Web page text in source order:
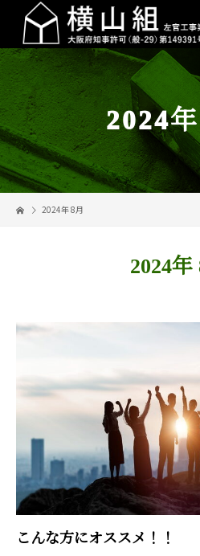
2024
2024年 8月
2024年
こんな方にオススメ！！